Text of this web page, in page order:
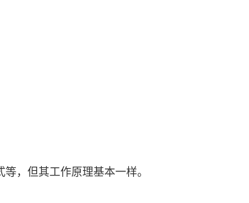
，但其工作原理基本一样。